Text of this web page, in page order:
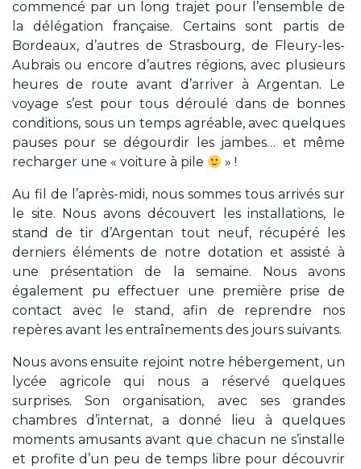
commencé par un long trajet pour l’ensemble de
la délégation française. Certains sont partis de
Bordeaux, d’autres de Strasbourg, de Fleury-les-
Aubrais ou encore d’autres régions, avec plusieurs
heures de route avant d’arriver à Argentan. Le
voyage s’est pour tous déroulé dans de bonnes
conditions, sous un temps agréable, avec quelques
pauses pour se dégourdir les jambes… et même
recharger une « voiture à pile
» !
Au fil de l’après-midi, nous sommes tous arrivés sur
le site. Nous avons découvert les installations, le
stand de tir d’Argentan tout neuf, récupéré les
derniers éléments de notre dotation et assisté à
une présentation de la semaine. Nous avons
également pu effectuer une première prise de
contact avec le stand, afin de reprendre nos
repères avant les entraînements des jours suivants.
Nous avons ensuite rejoint notre hébergement, un
lycée agricole qui nous a réservé quelques
surprises. Son organisation, avec ses grandes
chambres d’internat, a donné lieu à quelques
moments amusants avant que chacun ne s’installe
et profite d’un peu de temps libre pour découvrir